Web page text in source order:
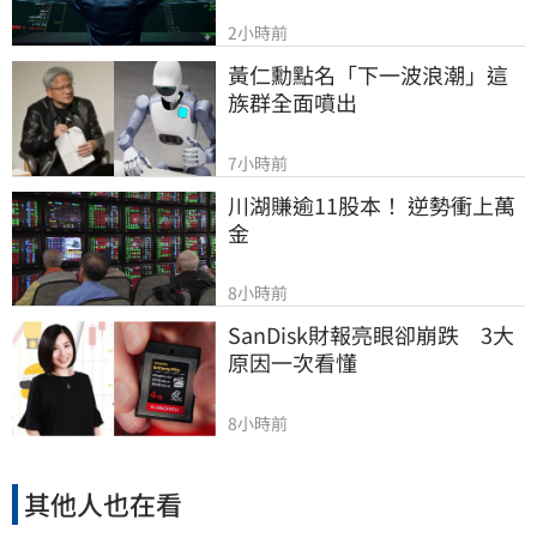
2小時前
黃仁勳點名「下一波浪潮」這
族群全面噴出
7小時前
川湖賺逾11股本！ 逆勢衝上萬
金
8小時前
SanDisk財報亮眼卻崩跌　3大
原因一次看懂
8小時前
其他人也在看